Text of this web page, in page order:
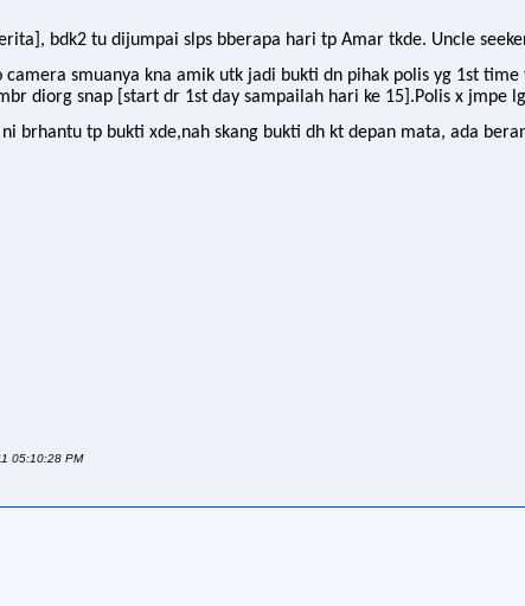
bdk2 tu dijumpai slps bberapa hari tp Amar tkde. Uncle
smuanya kna amik utk jadi bukti dn pihak polis yg 1st
diorg snap [start dr 1st day sampailah hari ke 15].Polis x jmpe
brhantu tp bukti xde,nah skang bukti dh kt depan mata, ada
05:10:28 PM